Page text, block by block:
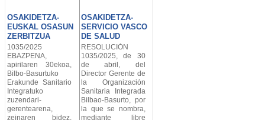
OSAKIDETZA-
EUSKAL OSASUN
ZERBITZUA
OSAKIDETZA-
SERVICIO VASCO
DE SALUD
1035/2025
EBAZPENA,
apirilaren 30ekoa,
Bilbo-Basurtuko
Erakunde Sanitario
Integratuko
zuzendari-
gerentearena,
zeinaren bidez,
RESOLUCIÓN
1035/2025, de 30
de abril, del
Director Gerente de
la Organización
Sanitaria Integrada
Bilbao-Basurto, por
la que se nombra,
mediante libre